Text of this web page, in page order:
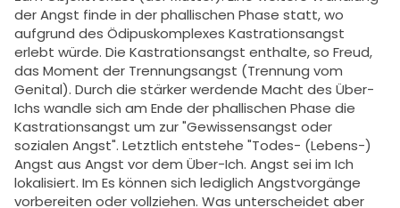
der Angst finde in der phallischen Phase statt, wo
aufgrund des Ödipuskomplexes Kastrationsangst
erlebt würde. Die Kastrationsangst enthalte, so Freud,
das Moment der Trennungsangst (Trennung vom
Genital). Durch die stärker werdende Macht des Über-
Ichs wandle sich am Ende der phallischen Phase die
Kastrationsangst um zur "Gewissensangst oder
sozialen Angst". Letztlich entstehe "Todes- (Lebens-)
Angst aus Angst vor dem Über-Ich. Angst sei im Ich
lokalisiert. Im Es können sich lediglich Angstvorgänge
vorbereiten oder vollziehen. Was unterscheidet aber